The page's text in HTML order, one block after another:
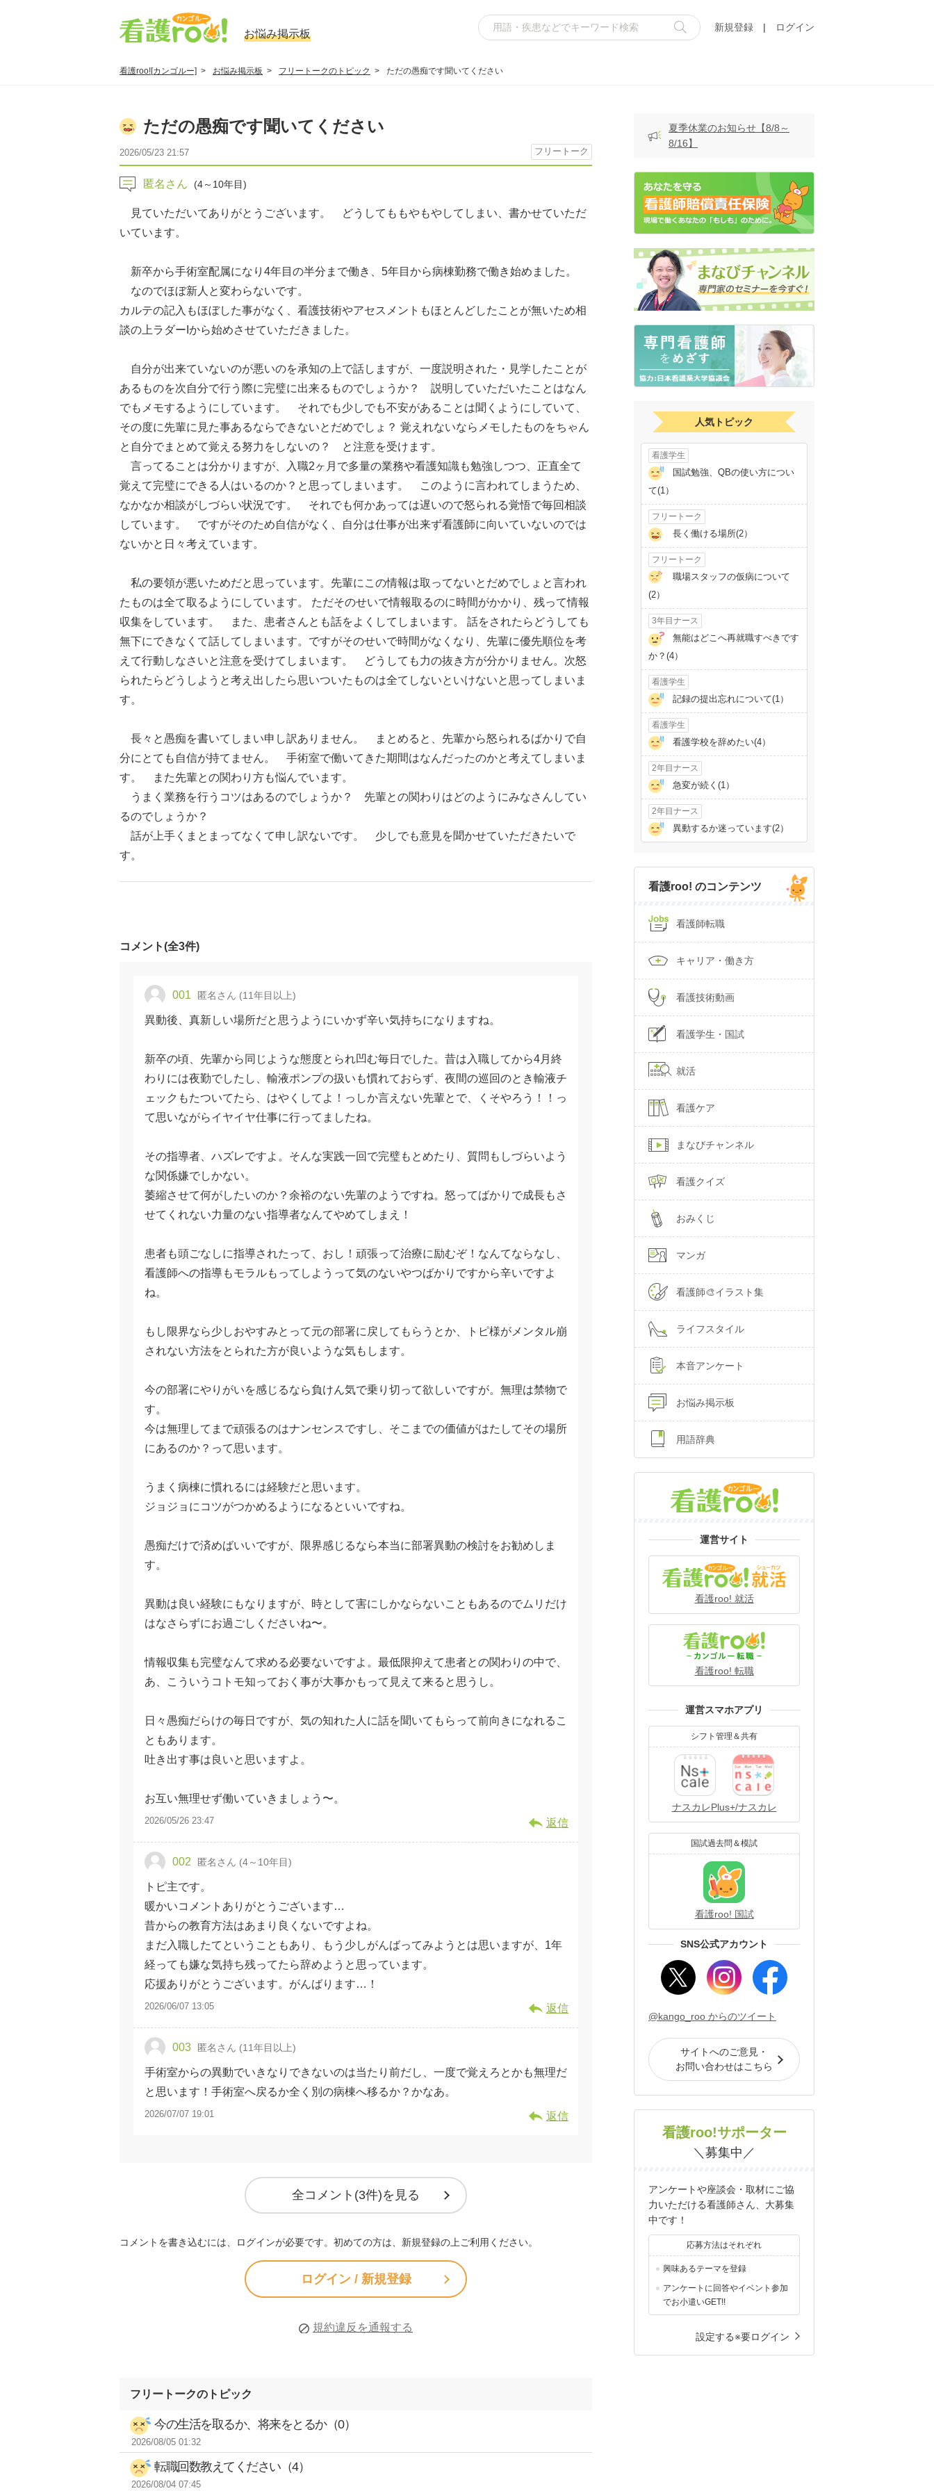
お悩み掲示板
新規登録 | ログイン
看護roo![カンゴルー] お悩み掲示板 フリートークのトピック ただの愚痴です聞いてください
ただの愚痴です聞いてください
2026/05/23 21:57 フリートーク
匿名さん (4～10年目)
見ていただいてありがとうございます。 どうしてももやもやしてしまい、書かせていただ
いています。
新卒から手術室配属になり4年目の半分まで働き、5年目から病棟勤務で働き始めました。
なのでほぼ新人と変わらないです。
カルテの記入もほぼした事がなく、看護技術やアセスメントもほとんどしたことが無いため相
談の上ラダーIから始めさせていただきました。
自分が出来ていないのが悪いのを承知の上で話しますが、一度説明された・見学したことが
あるものを次自分で行う際に完璧に出来るものでしょうか？ 説明していただいたことはなん
でもメモするようにしています。 それでも少しでも不安があることは聞くようにしていて、
その度に先輩に見た事あるならできないとだめでしょ？ 覚えれないならメモしたものをちゃん
と自分でまとめて覚える努力をしないの？ と注意を受けます。
言ってることは分かりますが、入職2ヶ月で多量の業務や看護知識も勉強しつつ、正直全て
覚えて完璧にできる人はいるのか？と思ってしまいます。 このように言われてしまうため、
なかなか相談がしづらい状況です。 それでも何かあっては遅いので怒られる覚悟で毎回相談
しています。 ですがそのため自信がなく、自分は仕事が出来ず看護師に向いていないのでは
ないかと日々考えています。
私の要領が悪いためだと思っています。先輩にこの情報は取ってないとだめでしょと言われ
たものは全て取るようにしています。 ただそのせいで情報取るのに時間がかかり、残って情報
収集をしています。 また、患者さんとも話をよくしてしまいます。 話をされたらどうしても
無下にできなくて話してしまいます。ですがそのせいで時間がなくなり、先輩に優先順位を考
えて行動しなさいと注意を受けてしまいます。 どうしても力の抜き方が分かりません。次怒
られたらどうしようと考え出したら思いついたものは全てしないといけないと思ってしまいま
す。
長々と愚痴を書いてしまい申し訳ありません。 まとめると、先輩から怒られるばかりで自
分にとても自信が持てません。 手術室で働いてきた期間はなんだったのかと考えてしまいま
す。 また先輩との関わり方も悩んでいます。
うまく業務を行うコツはあるのでしょうか？ 先輩との関わりはどのようにみなさんしてい
るのでしょうか？
話が上手くまとまってなくて申し訳ないです。 少しでも意見を聞かせていただきたいで
す。
コメント(全3件)
001 匿名さん (11年目以上)
異動後、真新しい場所だと思うようにいかず辛い気持ちになりますね。
新卒の頃、先輩から同じような態度とられ凹む毎日でした。昔は入職してから4月終
わりには夜勤でしたし、輸液ポンプの扱いも慣れておらず、夜間の巡回のとき輸液チ
ェックもたついてたら、はやくしてよ！っしか言えない先輩とで、くそやろう！！っ
て思いながらイヤイヤ仕事に行ってましたね。
その指導者、ハズレですよ。そんな実践一回で完璧もとめたり、質問もしづらいよう
な関係嫌でしかない。
萎縮させて何がしたいのか？余裕のない先輩のようですね。怒ってばかりで成長もさ
せてくれない力量のない指導者なんてやめてしまえ！
患者も頭ごなしに指導されたって、おし！頑張って治療に励むぞ！なんてならなし、
看護師への指導もモラルもってしようって気のないやつばかりですから辛いですよ
ね。
もし限界なら少しおやすみとって元の部署に戻してもらうとか、トピ様がメンタル崩
されない方法をとられた方が良いような気もします。
今の部署にやりがいを感じるなら負けん気で乗り切って欲しいですが。無理は禁物で
す。
今は無理してまで頑張るのはナンセンスですし、そこまでの価値がはたしてその場所
にあるのか？って思います。
うまく病棟に慣れるには経験だと思います。
ジョジョにコツがつかめるようになるといいですね。
愚痴だけで済めばいいですが、限界感じるなら本当に部署異動の検討をお勧めしま
す。
異動は良い経験にもなりますが、時として害にしかならないこともあるのでムリだけ
はなさらずにお過ごしくださいね〜。
情報収集も完璧なんて求める必要ないですよ。最低限抑えて患者との関わりの中で、
あ、こういうコトモ知っておく事が大事かもって見えて来ると思うし。
日々愚痴だらけの毎日ですが、気の知れた人に話を聞いてもらって前向きになれるこ
ともあります。
吐き出す事は良いと思いますよ。
お互い無理せず働いていきましょう〜。
2026/05/26 23:47 返信
002 匿名さん (4～10年目)
トピ主です。
暖かいコメントありがとうございます…
昔からの教育方法はあまり良くないですよね。
まだ入職したてということもあり、もう少しがんばってみようとは思いますが、1年
経っても嫌な気持ち残ってたら辞めようと思っています。
応援ありがとうございます。がんばります…！
2026/06/07 13:05 返信
003 匿名さん (11年目以上)
手術室からの異動でいきなりできないのは当たり前だし、一度で覚えろとかも無理だ
と思います！手術室へ戻るか全く別の病棟へ移るか？かなあ。
2026/07/07 19:01 返信
全コメント(3件)を見る
コメントを書き込むには、ログインが必要です。初めての方は、新規登録の上ご利用ください。
ログイン / 新規登録
規約違反を通報する
フリートークのトピック
今の生活を取るか、将来をとるか（0）
2026/08/05 01:32
転職回数教えてください（4）
2026/08/04 07:45
夏季休業のお知らせ【8/8～
8/16】
人気トピック
看護学生
国試勉強、QBの使い方につい
て(1）
フリートーク
長く働ける場所(2）
フリートーク
職場スタッフの仮病について
(2）
3年目ナース
無能はどこへ再就職すべきです
か？(4）
看護学生
記録の提出忘れについて(1）
看護学生
看護学校を辞めたい(4）
2年目ナース
急変が続く(1）
2年目ナース
異動するか迷っています(2）
看護roo! のコンテンツ
看護師転職
キャリア・働き方
看護技術動画
看護学生・国試
就活
看護ケア
まなびチャンネル
看護クイズ
おみくじ
マンガ
看護師🎨イラスト集
ライフスタイル
本音アンケート
お悩み掲示板
用語辞典
運営サイト
看護roo! 就活
看護roo! 転職
運営スマホアプリ
シフト管理＆共有
ナスカレPlus+/ナスカレ
国試過去問＆模試
看護roo! 国試
SNS公式アカウント
@kango_roo からのツイート
サイトへのご意見・
お問い合わせはこちら
看護roo!サポーター
＼募集中／
アンケートや座談会・取材にご協
力いただける看護師さん、大募集
中です！
応募方法はそれぞれ
興味あるテーマを登録
アンケートに回答やイベント参加
でお小遣いGET!!
設定する※要ログイン